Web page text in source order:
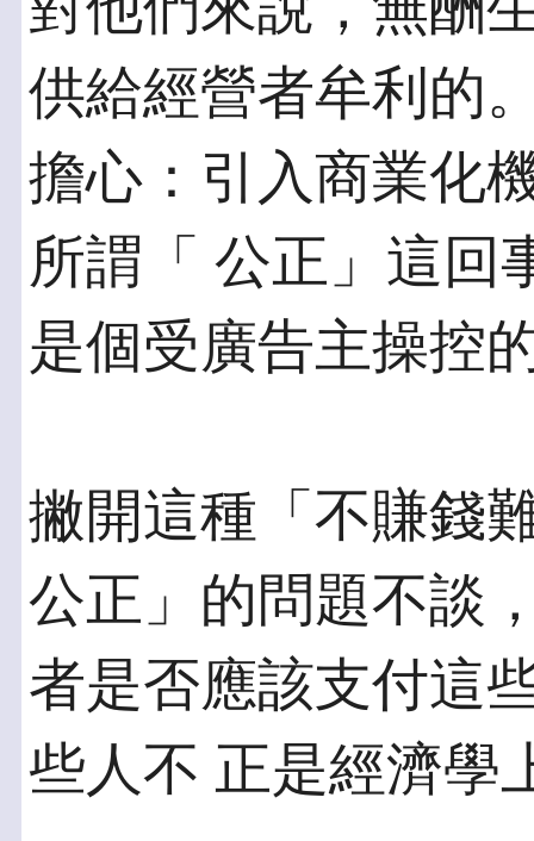
供給經營者牟利的
擔心：引入商業化
所謂「 公正」這回
是個受廣告主操控
撇開這種「不賺錢
公正」的問題不談
者是否應該支付這
些人不 正是經濟學